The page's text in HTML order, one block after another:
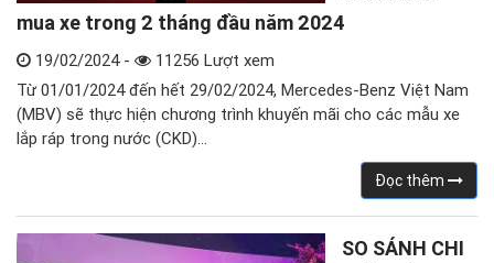
mua xe trong 2 tháng đầu năm 2024
19/02/2024 -
11256 Lượt xem
Từ 01/01/2024 đến hết 29/02/2024, Mercedes-Benz Việt Nam
(MBV) sẽ thực hiện chương trình khuyến mãi cho các mẫu xe
lắp ráp trong nước (CKD)…
Đọc thêm
SO SÁNH CHI